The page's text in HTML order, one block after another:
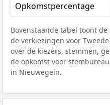
Opkomstpercentage
Bovenstaande tabel toont
de verkiezingen voor
over de kiezers, stemmen,
de opkomst voor
in Nieuwegein.